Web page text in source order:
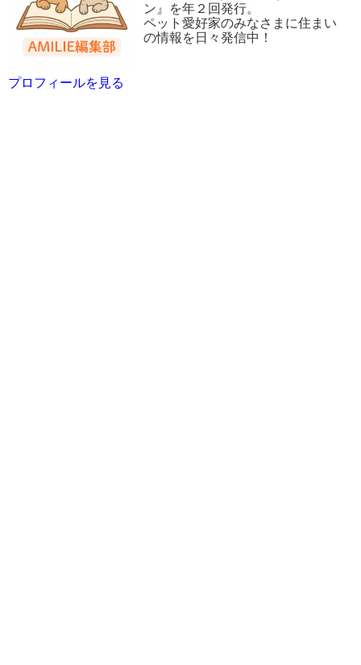
ン』を年２回発行。
ペット愛好家のみなさまに住まい
の情報を日々発信中！
プロフィールを見る